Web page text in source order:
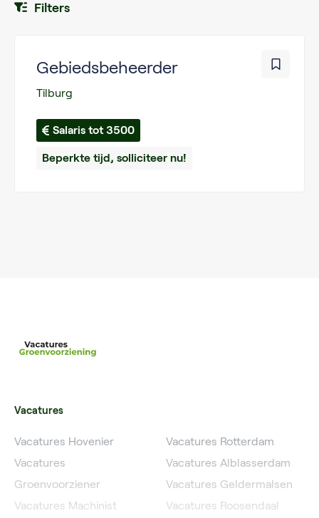
Filters
Gebiedsbeheerder
Tilburg
Salaris tot 3500
Beperkte tijd, solliciteer nu!
Vacatures
Vacatures Hovenier
Vacatures
Groenvoorziener
Vacatures Machinist
Vacatures Rotterdam
Vacatures Alblasserdam
Vacatures Geldermalsen
Vacatures Roosendaal